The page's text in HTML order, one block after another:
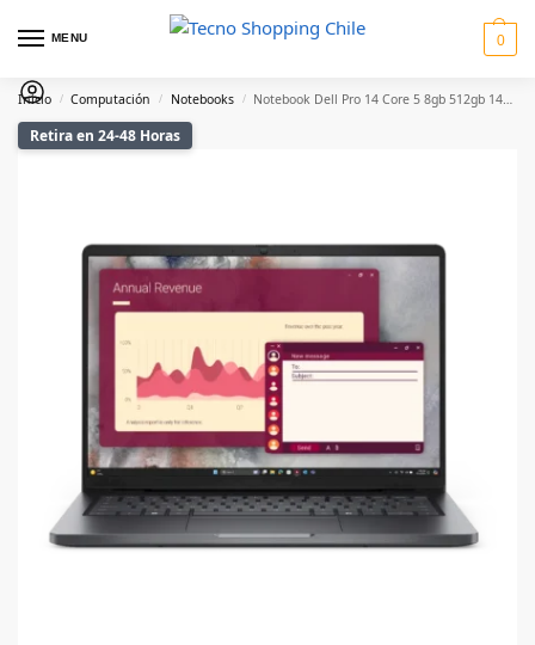
MENU 0
Inicio / Computación / Notebooks / Notebook Dell Pro 14 Core 5 8gb 512gb 14″ Win11 Pro
Retira en 24-48 Horas